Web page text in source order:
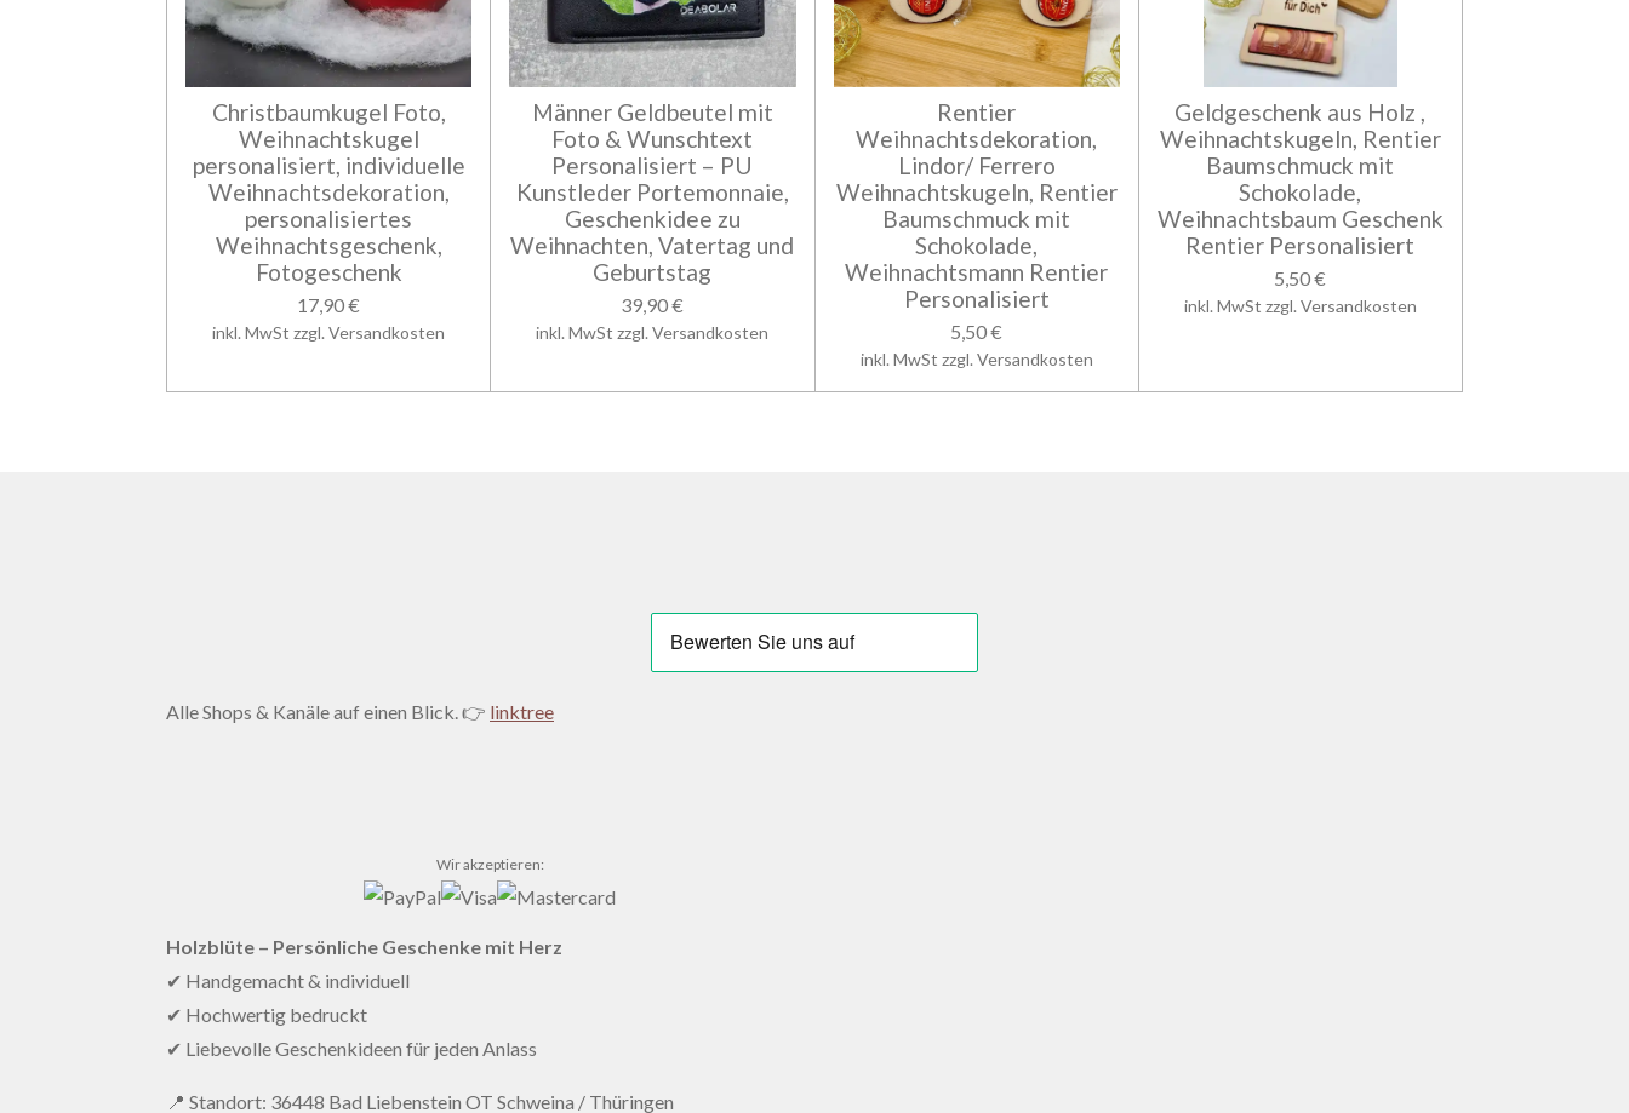
Christbaumkugel Foto,
Weihnachtskugel
personalisiert, individuelle
Weihnachtsdekoration,
personalisiertes
Weihnachtsgeschenk,
Fotogeschenk
17,90 €
inkl. MwSt zzgl. Versandkosten
Männer Geldbeutel mit
Foto & Wunschtext
Personalisiert – PU
Kunstleder Portemonnaie,
Geschenkidee zu
Weihnachten, Vatertag und
Geburtstag
39,90 €
inkl. MwSt zzgl. Versandkosten
Rentier
Weihnachtsdekoration,
Lindor/ Ferrero
Weihnachtskugeln, Rentier
Baumschmuck mit
Schokolade,
Weihnachtsmann Rentier
Personalisiert
5,50 €
inkl. MwSt zzgl. Versandkosten
Geldgeschenk aus Holz ,
Weihnachtskugeln, Rentier
Baumschmuck mit
Schokolade,
Weihnachtsbaum Geschenk
Rentier Personalisiert
5,50 €
inkl. MwSt zzgl. Versandkosten
Alle Shops & Kanäle auf einen Blick. 👉 linktree
Wir akzeptieren:
Holzblüte – Persönliche Geschenke mit Herz
✔ Handgemacht & individuell
✔ Hochwertig bedruckt
✔ Liebevolle Geschenkideen für jeden Anlass
📍 Standort: 36448 Bad Liebenstein OT Schweina / Thüringen